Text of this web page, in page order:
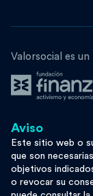
Valorsocial es
Síguenos
Aviso
Este sitio web o
que son
objetivos
o revocar su